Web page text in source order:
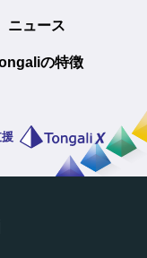
ニュース
の特徴